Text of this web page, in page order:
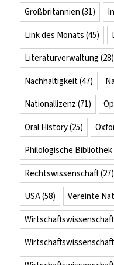
Großbritannien (31)
Link des Monats (45)
Literaturverwaltung (28)
Nachhaltigkeit(47)
Nationallizenz (71)
Oral History(25)
Philologische Bibliothek
Rechtswissenschaft(27)
USA(58) Vereinte
Wirtschaftswissenschaft